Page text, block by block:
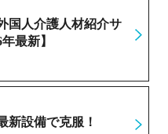
国人介護人材紹介サ
最新】
新設備で克服！